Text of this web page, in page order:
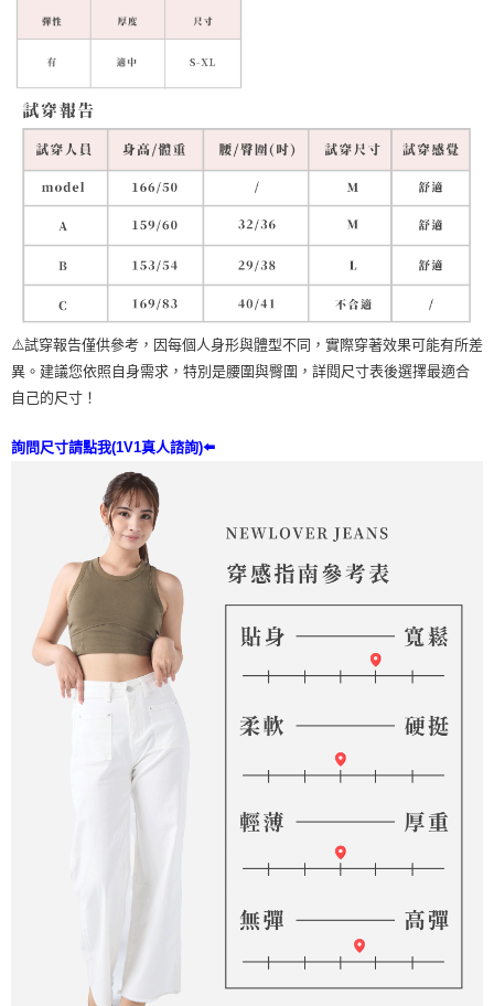
⚠️試穿報告僅供參考，因每個人身形與體型不同，實際穿著效果可能有所差
異。建議您依照自身需求，特別是腰圍與臀圍，詳閱尺寸表後選擇最適合
自己的尺寸！
詢問尺寸請點我(1V1真人諮詢)⬅️